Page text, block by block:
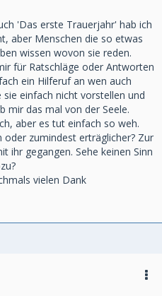
'Das erste Trauerjahr' hab ich
aber Menschen die so etwas
wissen wovon sie reden.
für Ratschläge oder Antworten
ein Hilferuf an wen auch
einfach nicht vorstellen und
mir das mal von der Seele.
aber es tut einfach so weh.
oder zumindest erträglicher? Zur
ihr gegangen. Sehe keinen Sinn
vielen Dank